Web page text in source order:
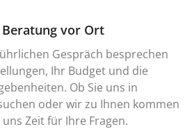
vor Ort
Gespräch besprechen
Ihr Budget und die
Ob Sie uns in
oder wir zu Ihnen kommen
Zeit für Ihre Fragen.